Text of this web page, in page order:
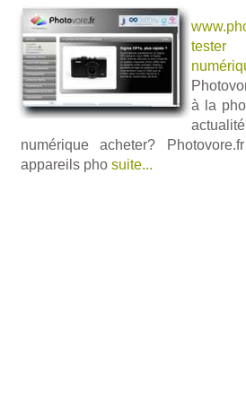
tester
à la
numérique acheter?
appareils pho suite...